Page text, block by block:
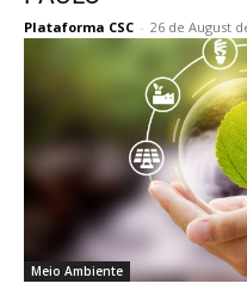
Plataforma CSC - 26 de August
Meio Ambiente